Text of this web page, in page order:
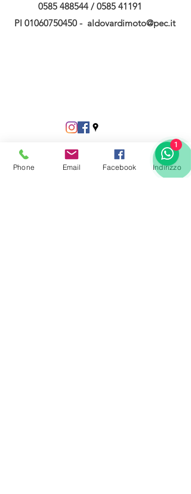
0585 488544 / 0585 41191
PI 01060750450 - aldovardimoto@pec.it
Phone Email Facebook Indirizzo
1